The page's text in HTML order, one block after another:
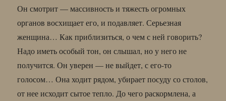
Он смотрит — массивность и тяжесть огромных
органов восхищает его, и подавляет. Серьезная
женщина… Как приблизиться, о чем с ней говорить?
Надо иметь особый тон, он слышал, но у него не
получится. Он уверен — не выйдет, с его-то
голосом… Она ходит рядом, убирает посуду со столов,
от нее исходит сытое тепло. До чего раскормлена, а